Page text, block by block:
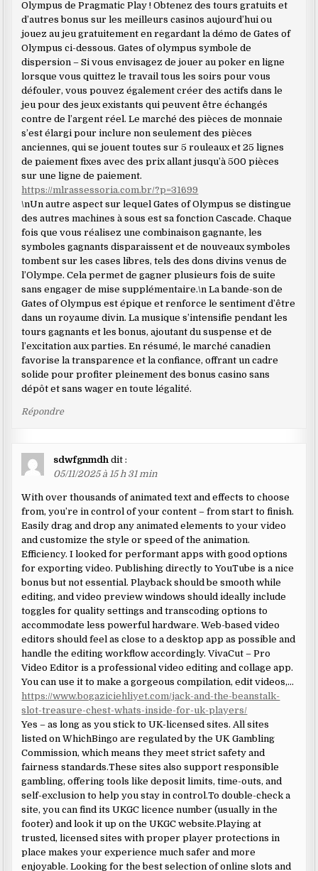
Olympus de Pragmatic Play ! Obtenez des tours gratuits et
d’autres bonus sur les meilleurs casinos aujourd’hui ou
jouez au jeu gratuitement en regardant la démo de Gates of
Olympus ci-dessous. Gates of olympus symbole de
dispersion – Si vous envisagez de jouer au poker en ligne
lorsque vous quittez le travail tous les soirs pour vous
défouler, vous pouvez également créer des actifs dans le
jeu pour des jeux existants qui peuvent être échangés
contre de l’argent réel. Le marché des pièces de monnaie
s’est élargi pour inclure non seulement des pièces
anciennes, qui se jouent toutes sur 5 rouleaux et 25 lignes
de paiement fixes avec des prix allant jusqu’à 500 pièces
sur une ligne de paiement.
https://mlrassessoria.com.br/?p=31699
\nUn autre aspect sur lequel Gates of Olympus se distingue
des autres machines à sous est sa fonction Cascade. Chaque
fois que vous réalisez une combinaison gagnante, les
symboles gagnants disparaissent et de nouveaux symboles
tombent sur les cases libres, tels des dons divins venus de
l’Olympe. Cela permet de gagner plusieurs fois de suite
sans engager de mise supplémentaire.\n La bande-son de
Gates of Olympus est épique et renforce le sentiment d’être
dans un royaume divin. La musique s’intensifie pendant les
tours gagnants et les bonus, ajoutant du suspense et de
l’excitation aux parties. En résumé, le marché canadien
favorise la transparence et la confiance, offrant un cadre
solide pour profiter pleinement des bonus casino sans
dépôt et sans wager en toute légalité.
Répondre
sdwfgnmdh dit :
05/11/2025 à 15 h 31 min
With over thousands of animated text and effects to choose
from, you’re in control of your content – from start to finish.
Easily drag and drop any animated elements to your video
and customize the style or speed of the animation.
Efficiency. I looked for performant apps with good options
for exporting video. Publishing directly to YouTube is a nice
bonus but not essential. Playback should be smooth while
editing, and video preview windows should ideally include
toggles for quality settings and transcoding options to
accommodate less powerful hardware. Web-based video
editors should feel as close to a desktop app as possible and
handle the editing workflow accordingly. VivaCut – Pro
Video Editor is a professional video editing and collage app.
You can use it to make a gorgeous compilation, edit videos,…
https://www.bogaziciehliyet.com/jack-and-the-beanstalk-
slot-treasure-chest-whats-inside-for-uk-players/
Yes – as long as you stick to UK-licensed sites. All sites
listed on WhichBingo are regulated by the UK Gambling
Commission, which means they meet strict safety and
fairness standards.These sites also support responsible
gambling, offering tools like deposit limits, time-outs, and
self-exclusion to help you stay in control.To double-check a
site, you can find its UKGC licence number (usually in the
footer) and look it up on the UKGC website.Playing at
trusted, licensed sites with proper player protections in
place makes your experience much safer and more
enjoyable. Looking for the best selection of online slots and